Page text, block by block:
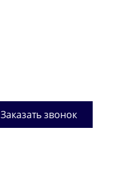
Заказать звонок